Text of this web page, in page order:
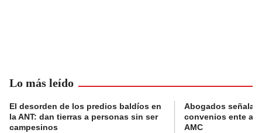
Lo más leído
El desorden de los predios baldíos en
la ANT: dan tierras a personas sin ser
campesinos
Abogados
convenios ente
AMC